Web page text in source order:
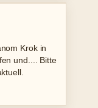
vor 1
gut